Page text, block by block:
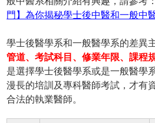
門】為你揭秘學士後中醫和一般中
學士後醫學系和一般醫學系的差異
管道、考試科目、修業年限、課程
是選擇學士後醫學系或是一般醫學
漫長的培訓及專科醫師考試，才有
合法的執業醫師。